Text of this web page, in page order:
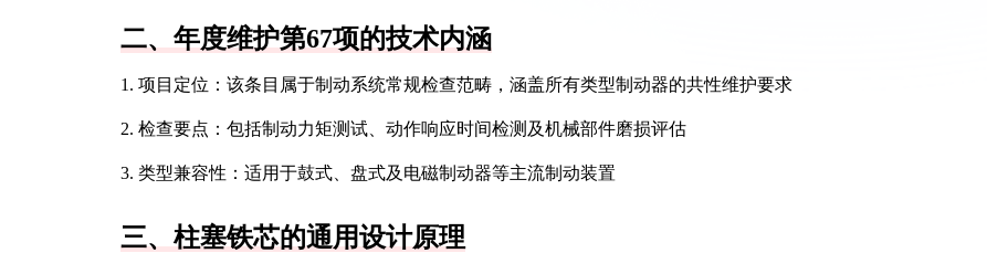
二、年度维护第67项的技术内涵
1. 项目定位：该条目属于制动系统常规检查范畴，涵盖所有类型制动器的共性维护要求
2. 检查要点：包括制动力矩测试、动作响应时间检测及机械部件磨损评估
3. 类型兼容性：适用于鼓式、盘式及电磁制动器等主流制动装置
三、柱塞铁芯的通用设计原理